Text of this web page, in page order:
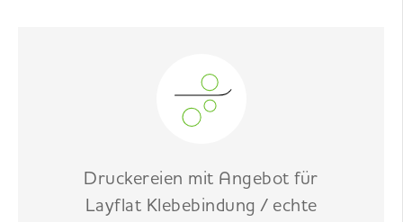
Druckereien mit Angebot für
Layflat Klebebindung / echte